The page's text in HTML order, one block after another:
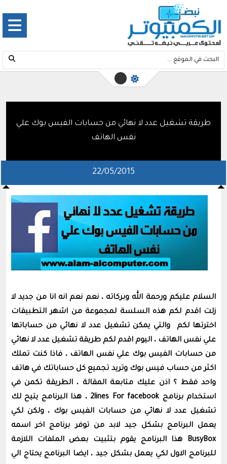
طريقة تشغيل عدد لا نهائي من حسابات الفيس بوك علي
نفس الهاتف
22/05/2015
السلام عليكم ورحمة الله وبركاته ، نعم نعم انه انا من جديد لا
زلت اقدم لكم هذه السلسة لمجموعة من اشهر التطبيقات
اخترتها لكم والتي يمكن تشغيل عدد لا نهائي من حساباتها
علي نفس الهاتف ، اليوم اقدم لكم طريقة تشغيل عدد لا نهائي
من حسابات الفيس بوك علي نفس الهاتف ، فاذا كنت تملك
اكثر من حساب فيس بوك وتريد تجميع كل حساباتك في هاتف
واحد فقط ؟ اذن عليك متابعة المقالة ، الطريقة تكمن في
استخدام برنامج 2lines Forfacebook
، هذا البرنامج يتيح لك
تشغيل عدد لا نهائي من حسابات الفيس بوك ، ولكن لكي
يعمل البرنامج بشكل جيد لابد من توفر برنامج اخر اسمه
BusyBox هذا البرنامج يقوم بتثبيت بعض الملفات اللازمة
للبرنامج الاول لكي يعمل بشكل جيد ، ايضا البرنامج يحتاج الي